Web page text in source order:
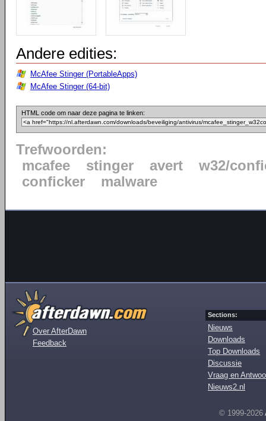
Andere edities:
McAfee Stinger (PortableApps)
McAfee Stinger (64-bit)
HTML code om naar deze pagina te linken:
Trefwoorden:
mcafee
stinger avert
w32/
conficker
malware
Over AfterDawn
Feedback
Sections:
Nieuws
Downloads
Top Downloads
Discussie
Vraag en
Nieuws2.nl
© 1999-2026